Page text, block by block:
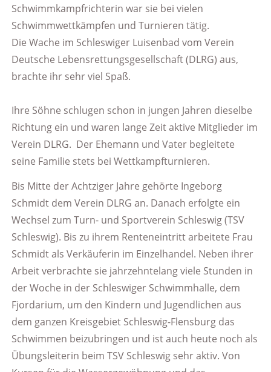
Schwimmkampfrichterin war sie bei vielen
Schwimmwettkämpfen und Turnieren tätig.
Die Wache im Schleswiger Luisenbad vom Verein
Deutsche Lebensrettungsgesellschaft (DLRG) aus,
brachte ihr sehr viel Spaß.
Ihre Söhne schlugen schon in jungen Jahren dieselbe
Richtung ein und waren lange Zeit aktive Mitglieder im
Verein DLRG. Der Ehemann und Vater begleitete
seine Familie stets bei Wettkampfturnieren.
Bis Mitte der Achtziger Jahre gehörte Ingeborg
Schmidt dem Verein DLRG an. Danach erfolgte ein
Wechsel zum Turn- und Sportverein Schleswig (TSV
Schleswig). Bis zu ihrem Renteneintritt arbeitete Frau
Schmidt als Verkäuferin im Einzelhandel. Neben ihrer
Arbeit verbrachte sie jahrzehntelang viele Stunden in
der Woche in der Schleswiger Schwimmhalle, dem
Fjordarium, um den Kindern und Jugendlichen aus
dem ganzen Kreisgebiet Schleswig-Flensburg das
Schwimmen beizubringen und ist auch heute noch als
Übungsleiterin beim TSV Schleswig sehr aktiv. Von